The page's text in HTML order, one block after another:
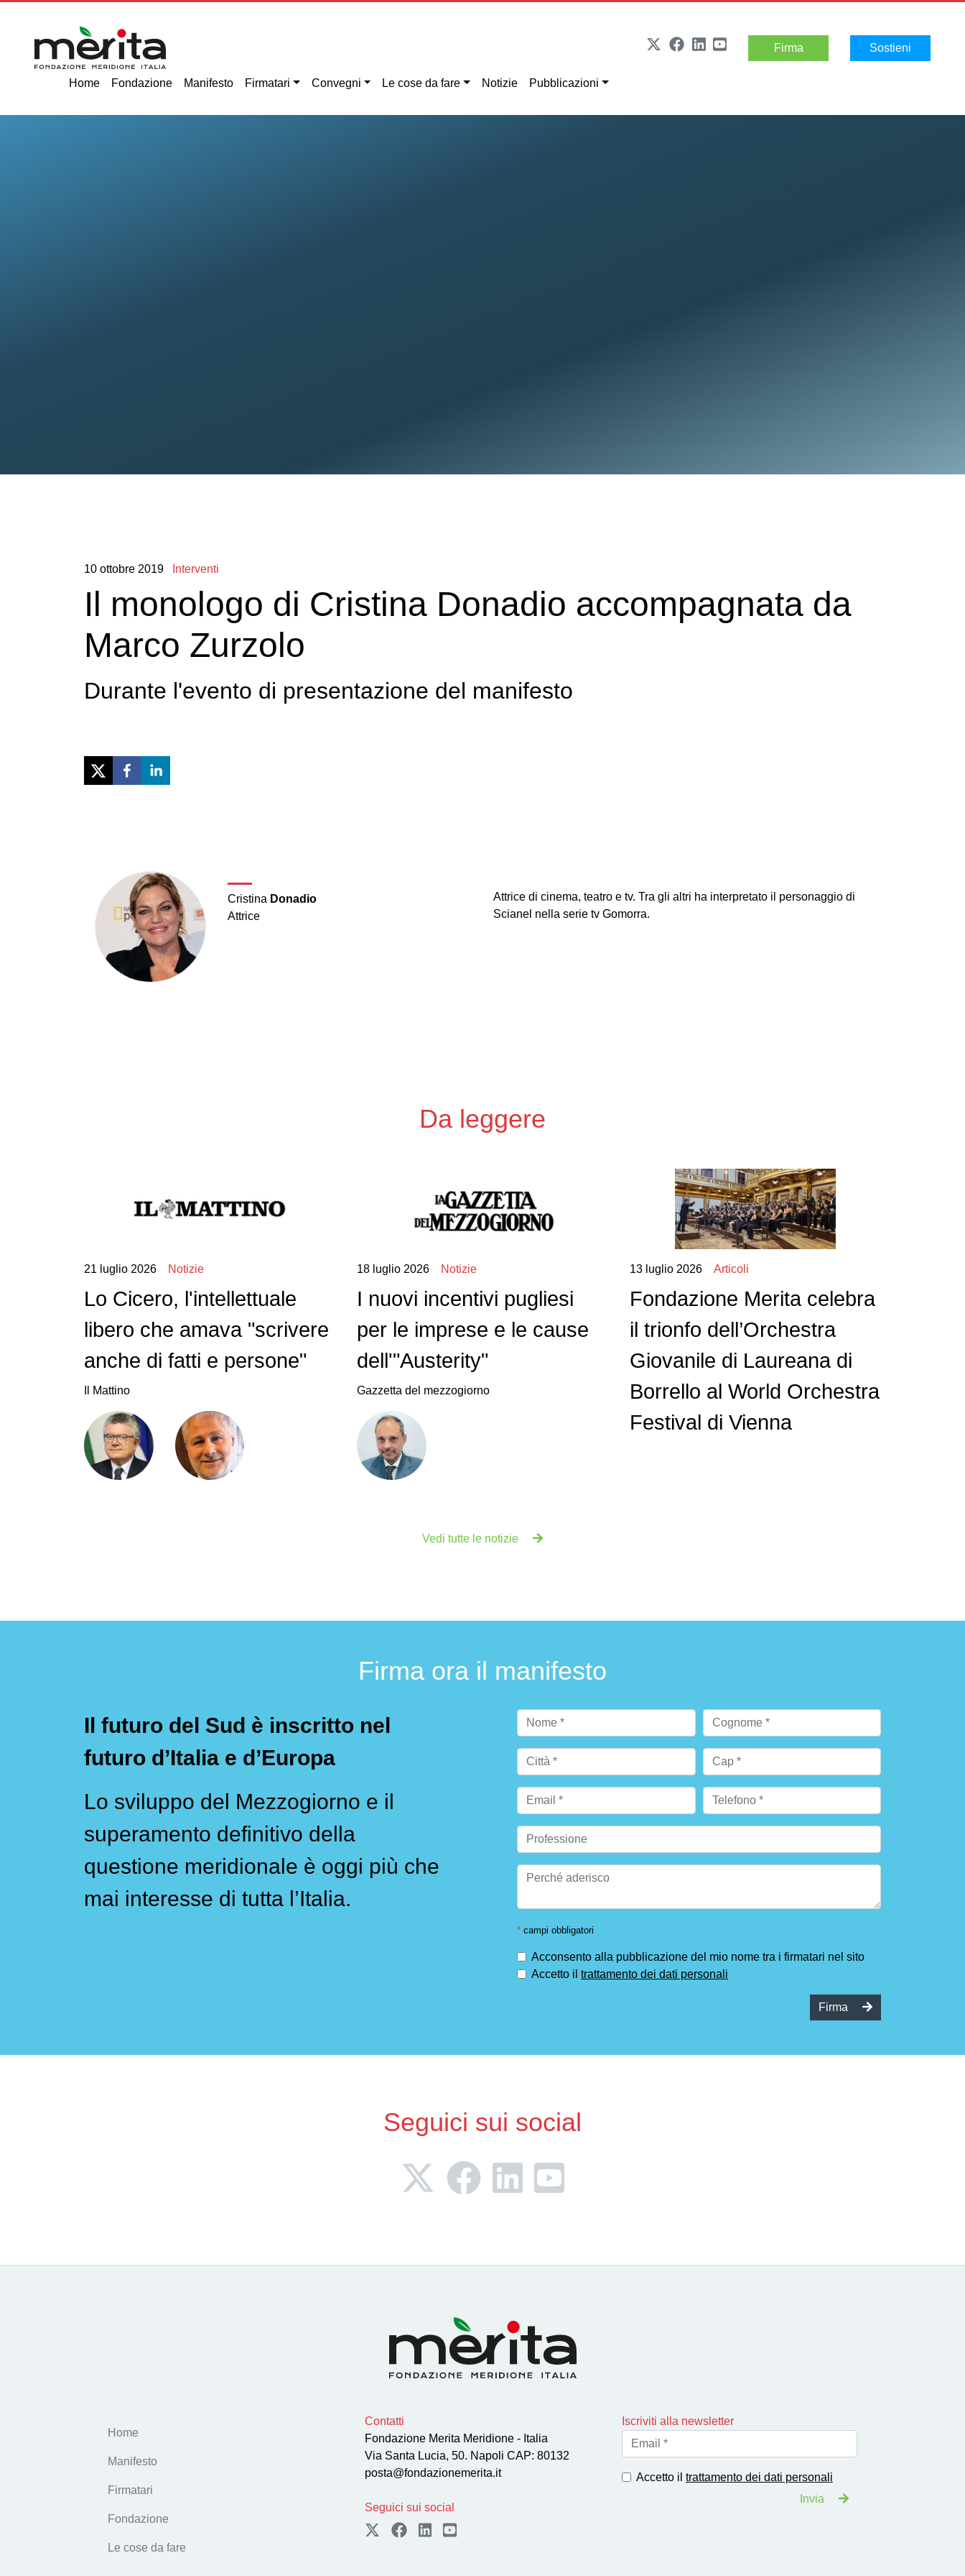
Firma Sostieni
Home Fondazione Manifesto Firmatari Convegni Le cose da fare Notizie Pubblicazioni
10 ottobre 2019 Interventi
Il monologo di Cristina Donadio accompagnata da
Marco Zurzolo
Durante l'evento di presentazione del manifesto
Cristina Donadio
Attrice
Attrice di cinema, teatro e tv. Tra gli altri ha interpretato il personaggio di
Scianel nella serie tv Gomorra.
Da leggere
21 luglio 2026 Notizie
Lo Cicero, l'intellettuale
libero che amava "scrivere
anche di fatti e persone"
Il Mattino
18 luglio 2026 Notizie
I nuovi incentivi pugliesi
per le imprese e le cause
dell'"Austerity"
Gazzetta del mezzogiorno
13 luglio 2026 Articoli
Fondazione Merita celebra
il trionfo dell’Orchestra
Giovanile di Laureana di
Borrello al World Orchestra
Festival di Vienna
Vedi tutte le notizie
Firma ora il manifesto
Il futuro del Sud è inscritto nel
futuro d’Italia e d’Europa
Lo sviluppo del Mezzogiorno e il
superamento definitivo della
questione meridionale è oggi più che
mai interesse di tutta l’Italia.
* campi obbligatori
Acconsento alla pubblicazione del mio nome tra i firmatari nel sito
Accetto il trattamento dei dati personali
Firma
Seguici sui social
Home
Manifesto
Firmatari
Fondazione
Le cose da fare
Contatti
Fondazione Merita Meridione - Italia
Via Santa Lucia, 50. Napoli CAP: 80132
posta@fondazionemerita.it
Seguici sui social
Iscriviti alla newsletter
Accetto il trattamento dei dati personali
Invia